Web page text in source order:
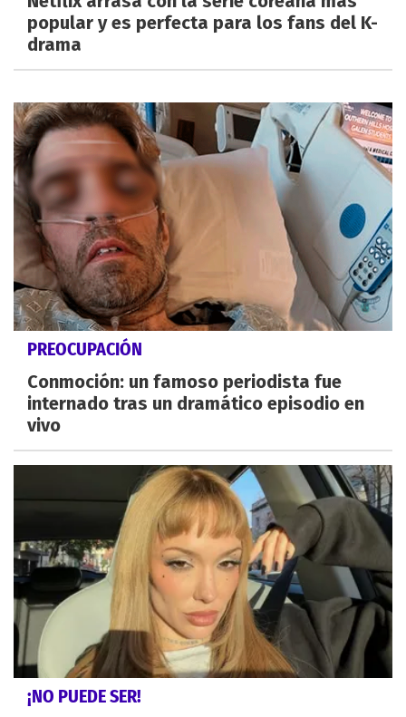
popular y es perfecta para los fans del K-
drama
PREOCUPACIÓN
Conmoción: un famoso periodista fue
internado tras un dramático episodio en
vivo
¡NO PUEDE SER!